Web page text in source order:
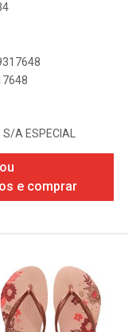
A ESPECIAL
e comprar